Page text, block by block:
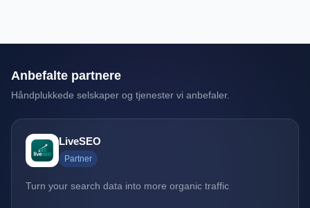
Anbefalte partnere
Håndplukkede selskaper og tjenester vi anbefaler.
LiveSEO
Partner
Turn your search data into more organic traffic